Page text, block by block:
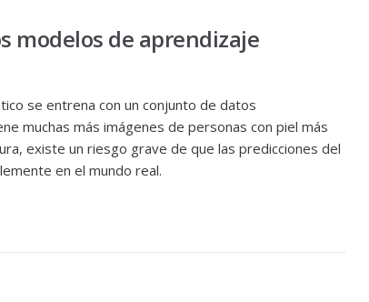
modelos de aprendizaje
se entrena con un conjunto de datos
muchas más imágenes de personas con piel más
existe un riesgo grave de que las predicciones del
en el mundo real.